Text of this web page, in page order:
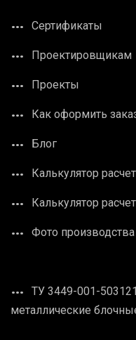
Сертификаты
Проектировщикам
Проекты
Как оформить
Блог
Калькулятор
Калькулятор
Фото производства
ТУ 3449-001-
металлические